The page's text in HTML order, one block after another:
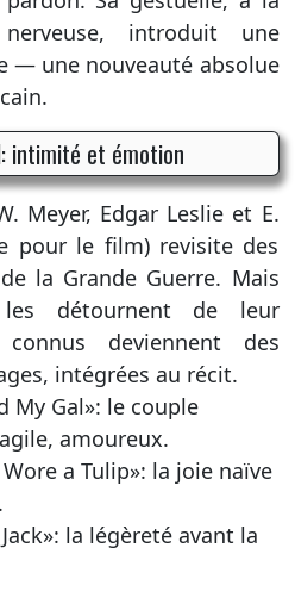
introduit une
— une nouveauté absolue
intimité et émotion
Meyer, Edgar Leslie et E.
pour le film) revisite des
la Grande Guerre. Mais
détournent de leur
deviennent des
intégrées au récit.
My Gal»: le couple
amoureux.
a Tulip»: la joie naïve
la légèreté avant la